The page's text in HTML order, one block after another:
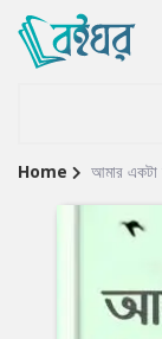
Site
Breadcrumb
Home আমার